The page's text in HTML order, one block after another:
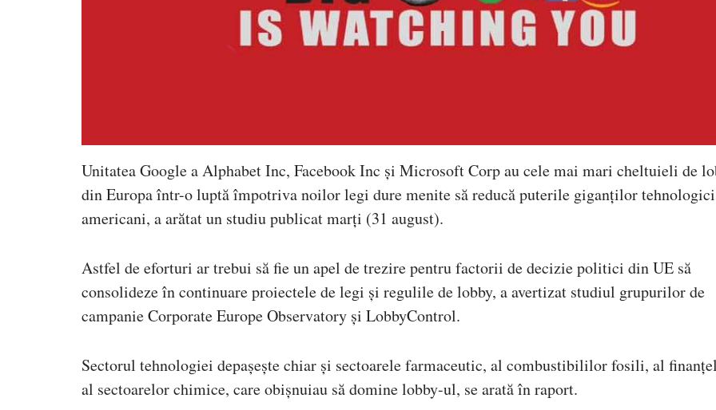
Unitatea Google a Alphabet Inc, Facebook Inc și Microsoft Corp au cele mai mari cheltuieli de
din Europa într-o luptă împotriva noilor legi dure menite să reducă puterile giganților tehnologici
americani, a arătat un studiu publicat marți (31 august).
Astfel de eforturi ar trebui să fie un apel de trezire pentru factorii de decizie politici din UE să
consolideze în continuare proiectele de legi și regulile de lobby, a avertizat studiul grupurilor de
campanie Corporate Europe Observatory și LobbyControl.
Sectorul tehnologiei depașește chiar și sectoarele farmaceutic, al combustibililor fosili, al
al sectoarelor chimice, care obișnuiau să domine lobby-ul, se arată în raport.